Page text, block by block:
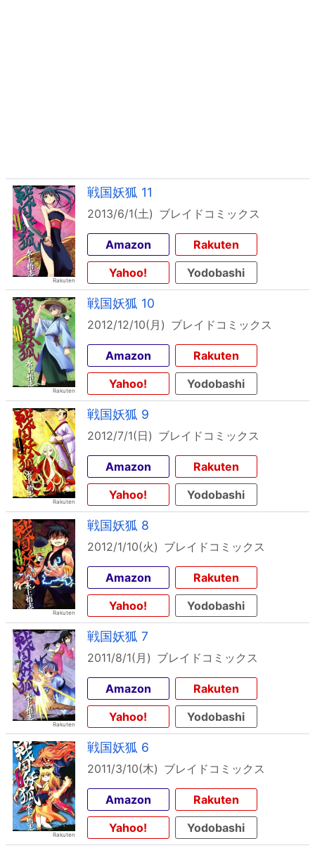
戦国妖狐 11
2013/6/1(土) ブレイドコミックス
Amazon
Rakuten
Yahoo!
Yodobashi
戦国妖狐 10
2012/12/10(月) ブレイドコミックス
Amazon
Rakuten
Yahoo!
Yodobashi
戦国妖狐 9
2012/7/1(日) ブレイドコミックス
Amazon
Rakuten
Yahoo!
Yodobashi
戦国妖狐 8
2012/1/10(火) ブレイドコミックス
Amazon
Rakuten
Yahoo!
Yodobashi
戦国妖狐 7
2011/8/1(月) ブレイドコミックス
Amazon
Rakuten
Yahoo!
Yodobashi
戦国妖狐 6
2011/3/10(木) ブレイドコミックス
Amazon
Rakuten
Yahoo!
Yodobashi